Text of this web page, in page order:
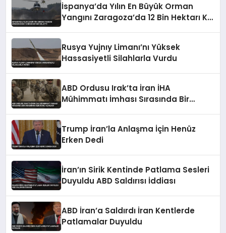
İspanya’da Yılın En Büyük Orman
Yangını Zaragoza’da 12 Bin Hektarı Kül
Rusya Yujnıy Limanı’nı Yüksek
Hassasiyetli Silahlarla Vurdu
ABD Ordusu Irak’ta İran İHA
Mühimmatı İmhası Sırasında Bir
Trump İran’la Anlaşma İçin Henüz
Erken Dedi
İran’ın Sirik Kentinde Patlama Sesleri
Duyuldu ABD Saldırısı İddiası
ABD İran’a Saldırdı İran Kentlerde
Patlamalar Duyuldu